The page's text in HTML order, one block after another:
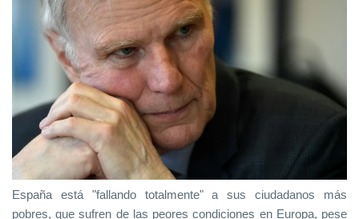
España está "fallando totalmente" a sus ciudadanos más
pobres, que sufren de las peores condiciones en Europa, pese